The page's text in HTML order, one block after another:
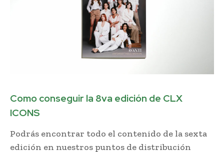
Como conseguir la 8va edición de CLX
ICONS
Podrás encontrar todo el contenido de la sexta
edición en nuestros puntos de distribución